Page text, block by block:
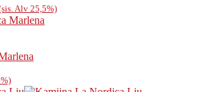
Alv 25,5%)